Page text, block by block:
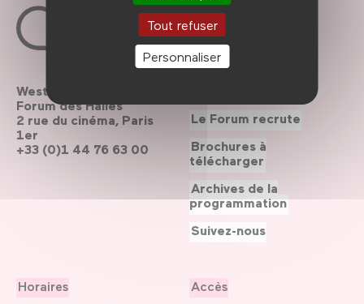
Tout refuser
Personnaliser
Westfield
Forum des Halles
2 rue du cinéma, Paris
1er
+33 (0)1 44 76 63 00
Horaires
Accès
Le Forum recrute
Brochures à
télécharger
Archives de la
programmation
Suivez-nous